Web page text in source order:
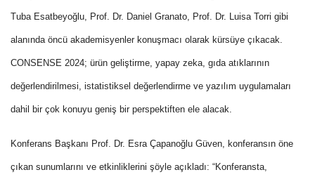
Tuba Esatbeyoğlu, Prof. Dr. Daniel Granato, Prof. Dr. Luisa Torri gibi
alanında öncü akademisyenler konuşmacı olarak kürsüye çıkacak.
CONSENSE 2024; ürün geliştirme, yapay zeka, gıda atıklarının
değerlendirilmesi, istatistiksel değerlendirme ve yazılım uygulamaları
dahil bir çok konuyu geniş bir perspektiften ele alacak.
Konferans Başkanı Prof. Dr. Esra Çapanoğlu Güven, konferansın öne
çıkan sunumlarını ve etkinliklerini şöyle açıkladı: “Konferansta,